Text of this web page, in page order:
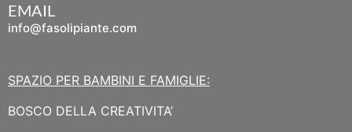
EMAIL
info@fasolipiante.com
SPAZIO PER BAMBINI E FAMIGLIE:
BOSCO DELLA CREATIVITA’